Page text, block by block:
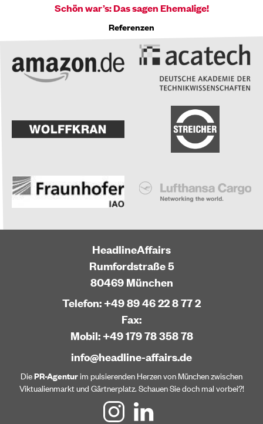
Schön war’s: Das sagen Ehemalige!
Referenzen
HeadlineAffairs
Rumfordstraße 5
80469 München
Telefon: +49 89 46 22 8 77 2
Fax:
Mobil: +49 179 78 358 78
info@headline-affairs.de
DiePR-Agenturim pulsierenden Herzen von München zwischen
Viktualienmarkt und Gärtnerplatz. Schauen Sie doch mal vorbei?!